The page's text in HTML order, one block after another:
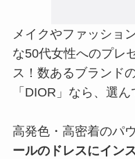
メイクやファッショ
な50代女性へのプレ
ス！数あるブランド
「DIOR」なら、選
高発色・高密着のパ
ールのドレスにイン